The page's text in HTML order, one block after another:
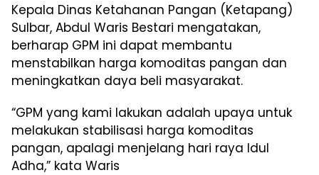
Kepala Dinas Ketahanan Pangan (Ketapang)
Sulbar, Abdul Waris Bestari mengatakan,
berharap GPM ini dapat membantu
menstabilkan harga komoditas pangan dan
meningkatkan daya beli masyarakat.
“GPM yang kami lakukan adalah upaya untuk
melakukan stabilisasi harga komoditas
pangan, apalagi menjelang hari raya Idul
Adha,” kata Waris